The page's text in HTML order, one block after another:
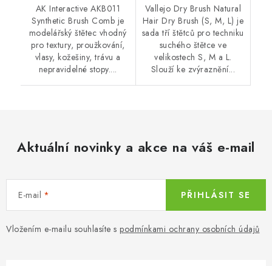
AK Interactive AKB011
Synthetic Brush Comb je
modelářský štětec vhodný
pro textury, proužkování,
vlasy, kožešiny, trávu a
nepravidelné stopy....
Vallejo Dry Brush Natural
Hair Dry Brush (S, M, L) je
sada tří štětců pro techniku
suchého štětce ve
velikostech S, M a L.
Slouží ke zvýraznění...
Aktuální novinky a akce na váš e-mail
E-mail
Vložením e-mailu souhlasíte s podmínkami ochrany osobních údajů
PŘIHLÁSIT SE